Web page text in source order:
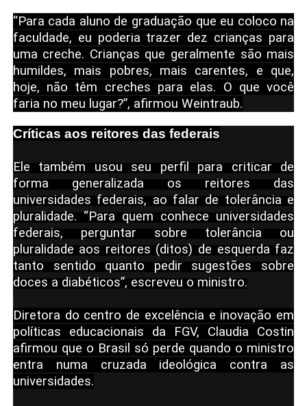
“Para cada aluno de graduação que eu coloco na
faculdade, eu poderia trazer dez crianças para
uma creche. Crianças que geralmente são mais
humildes, mais pobres, mais carentes, e que,
hoje, não têm creches para elas. O que você
faria no meu lugar?”, afirmou Weintraub.
Críticas aos reitores das federais
Ele também usou seu perfil para criticar de
forma generalizada os reitores das
universidades federais, ao falar de tolerância e
pluralidade. “Para quem conhece universidades
federais, perguntar sobre tolerância ou
pluralidade aos reitores (ditos) de esquerda faz
tanto sentido quanto pedir sugestões sobre
doces a diabéticos”, escreveu o ministro.
Diretora do centro de excelência e inovação em
políticas educacionais da FGV, Claudia Costin
afirmou que o Brasil só perde quando o ministro
entra numa cruzada ideológica contra as
universidades.